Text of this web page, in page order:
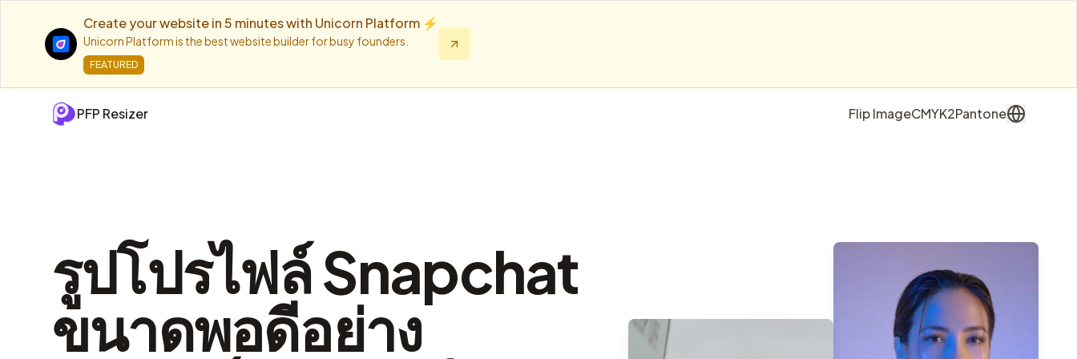
Create your website in 5 minutes with Unicorn Platform ⚡️
Unicorn Platform is the best website builder for busy founders.
FEATURED
PFP Resizer Flip ImageCMYK2Pantone
รูปโปรไฟล์ Snapchat
ขนาดพอดีอย่าง